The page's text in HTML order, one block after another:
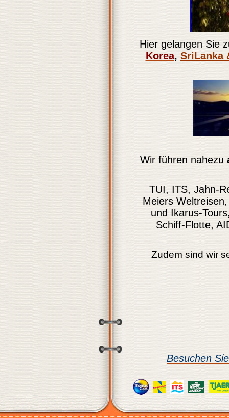
Hier gelangen Sie
Korea, SriLanka
Wir führen nahezu
TUI, ITS, Jahn-
Meiers
und Ikarus-
Schiff-Flotte,
Zudem sind wir
Besuchen